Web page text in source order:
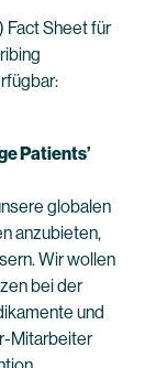
Fact Sheet für
Patients’
globalen
anzubieten,
Wir wollen
bei der
und
Mitarbeiter